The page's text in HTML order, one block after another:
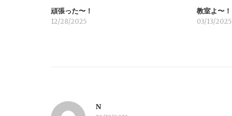
ン
頑張った〜！
12/28/2025
教室よ〜！
03/13/2025
N